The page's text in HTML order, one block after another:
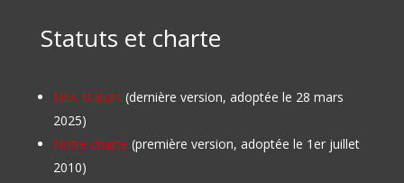
Statuts et charte
Nos statuts (dernière version, adoptée le 28 mars
2025)
Notre charte (première version, adoptée le 1er juillet
2010)